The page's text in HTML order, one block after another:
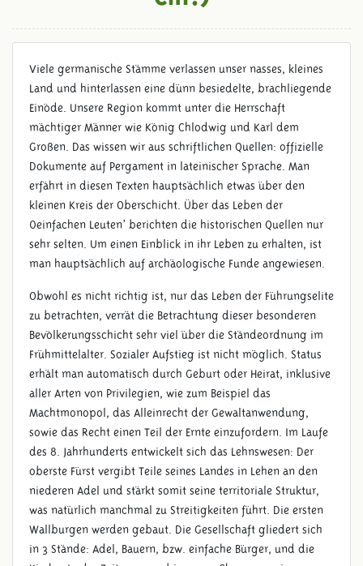
FRÜHMITTELALTER (406 -
1100 N. CHR.)
Viele germanische Stämme verlassen unser nasses, kleines
Land und hinterlassen eine dünn besiedelte, brachliegende
Einöde. Unsere Region kommt unter die Herrschaft
mächtiger Männer wie König Chlodwig und Karl dem
Großen. Das wissen wir aus schriftlichen Quellen: offizielle
Dokumente auf Pergament in lateinischer Sprache. Man
erfährt in diesen Texten hauptsächlich etwas über den
kleinen Kreis der Oberschicht. Über das Leben der
‚einfachen Leuten’ berichten die historischen Quellen nur
sehr selten. Um einen Einblick in ihr Leben zu erhalten, ist
man hauptsächlich auf archäologische Funde angewiesen.
Obwohl es nicht richtig ist, nur das Leben der Führungselite
zu betrachten, verrät die Betrachtung dieser besonderen
Bevölkerungsschicht sehr viel über die Ständeordnung im
Frühmittelalter. Sozialer Aufstieg ist nicht möglich. Status
erhält man automatisch durch Geburt oder Heirat, inklusive
aller Arten von Privilegien, wie zum Beispiel das
Machtmonopol, das Alleinrecht der Gewaltanwendung,
sowie das Recht einen Teil der Ernte einzufordern. Im Laufe
des 8. Jahrhunderts entwickelt sich das Lehnswesen: Der
oberste Fürst vergibt Teile seines Landes in Lehen an den
niederen Adel und stärkt somit seine territoriale Struktur,
was natürlich manchmal zu Streitigkeiten führt. Die ersten
Wallburgen werden gebaut. Die Gesellschaft gliedert sich
in 3 Stände: Adel, Bauern, bzw. einfache Bürger, und die